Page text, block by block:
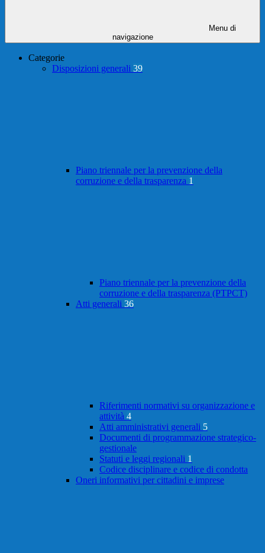
Menu di
navigazione
Categorie
Disposizioni generali 39
Piano triennale per la prevenzione della
corruzione e della trasparenza 1
Piano triennale per la prevenzione della
corruzione e della trasparenza (PTPCT)
Atti generali 36
Riferimenti normativi su organizzazione e
attività 4
Atti amministrativi generali 5
Documenti di programmazione strategico-
gestionale
Statuti e leggi regionali 1
Codice disciplinare e codice di condotta
Oneri informativi per cittadini e imprese